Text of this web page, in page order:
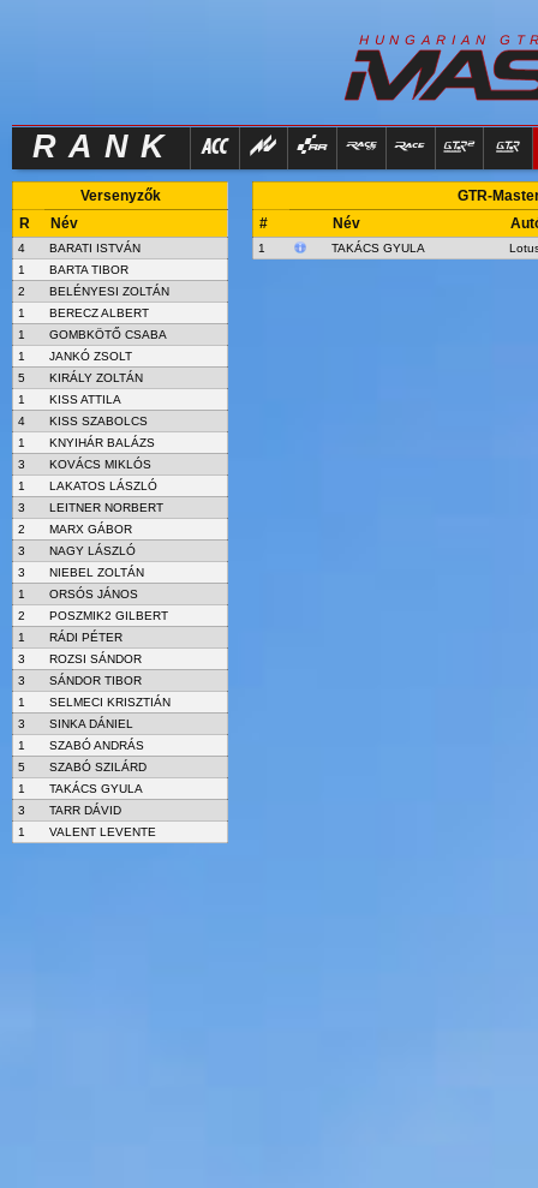
H U N G A R I A N G T
RANK
Versenyzők
R
Név
4
BARATI ISTVÁN
1
BARTA TIBOR
2
BELÉNYESI ZOLTÁN
1
BERECZ ALBERT
1
GOMBKÖTŐ CSABA
1
JANKÓ ZSOLT
5
KIRÁLY ZOLTÁN
1
KISS ATTILA
4
KISS SZABOLCS
1
KNYIHÁR BALÁZS
3
KOVÁCS MIKLÓS
1
LAKATOS LÁSZLÓ
3
LEITNER NORBERT
2
MARX GÁBOR
3
NAGY LÁSZLÓ
3
NIEBEL ZOLTÁN
1
ORSÓS JÁNOS
2
POSZMIK2 GILBERT
1
RÁDI PÉTER
3
ROZSI SÁNDOR
3
SÁNDOR TIBOR
1
SELMECI KRISZTIÁN
3
SINKA DÁNIEL
1
SZABÓ ANDRÁS
5
SZABÓ SZILÁRD
1
TAKÁCS GYULA
3
TARR DÁVID
1
VALENT LEVENTE
GTR-
#
Név
1 TAKÁCS GYULA